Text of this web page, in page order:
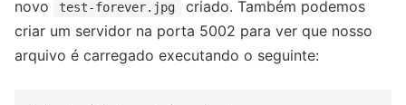
novo
test-forever.jpg
criado. Também podemos
criar um servidor na porta 5002 para ver que nosso
arquivo é carregado executando o seguinte: